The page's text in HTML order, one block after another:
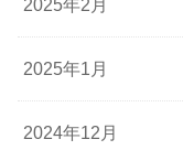
2025年2月
2025年1月
2024年12月